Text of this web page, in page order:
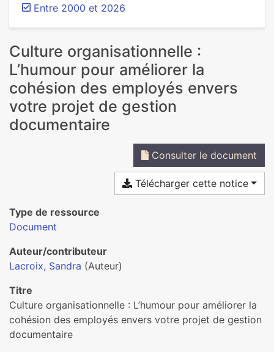
Entre 2000 et 2026
Culture organisationnelle :
L’humour pour améliorer la
cohésion des employés envers
votre projet de gestion
documentaire
Consulter le document
Télécharger cette notice
Type de ressource
Document
Auteur/contributeur
Lacroix, Sandra (Auteur)
Titre
Culture organisationnelle : L’humour pour améliorer la
cohésion des employés envers votre projet de gestion
documentaire